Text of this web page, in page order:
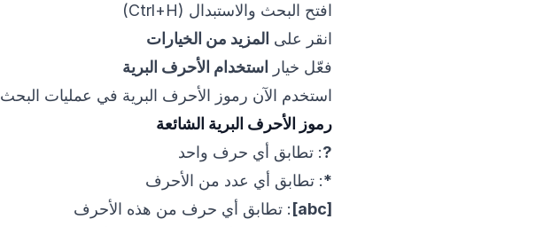
افتح البحث والاستبدال (Ctrl+H)
انقر على المزيد من الخيارات
فعّل خيار
استخدام الأحرف البرية
استخدم الآن رموز الأحرف البرية في عمليات البحث
رموز الأحرف البرية الشائعة
?: تطابق أي حرف واحد
*: تطابق أي عدد من الأحرف
[abc]
: تطابق أي حرف من هذه الأحرف